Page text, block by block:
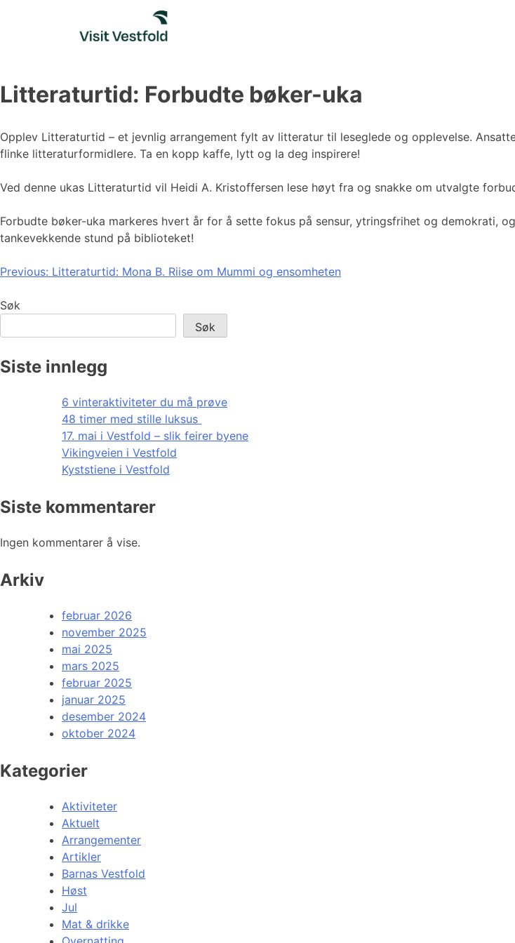
Litteraturtid: Forbudte bøker-uka
Opplev Litteraturtid – et jevnlig arrangement fylt av litteratur til leseglede og opplevelse.
flinke litteraturformidlere. Ta en kopp kaffe, lytt og la deg inspirere!
Ved denne ukas Litteraturtid vil Heidi A. Kristoffersen lese høyt fra og snakke om utvalgte
Forbudte bøker-uka markeres hvert år for å sette fokus på sensur, ytringsfrihet og demokrati,
tankevekkende stund på biblioteket!
Innleggsnavigasjon
Previous: Litteraturtid: Mona B. Riise om Mummi og ensomheten
Søk
Søk
Siste innlegg
6 vinteraktiviteter du må prøve
48 timer med stille luksus
17. mai i Vestfold – slik feirer byene
Vikingveien i Vestfold
Kyststiene i Vestfold
Siste kommentarer
Ingen kommentarer å vise.
Arkiv
februar 2026
november 2025
mai 2025
mars 2025
februar 2025
januar 2025
desember 2024
oktober 2024
Kategorier
Aktiviteter
Aktuelt
Arrangementer
Artikler
Barnas Vestfold
Høst
Jul
Mat & drikke